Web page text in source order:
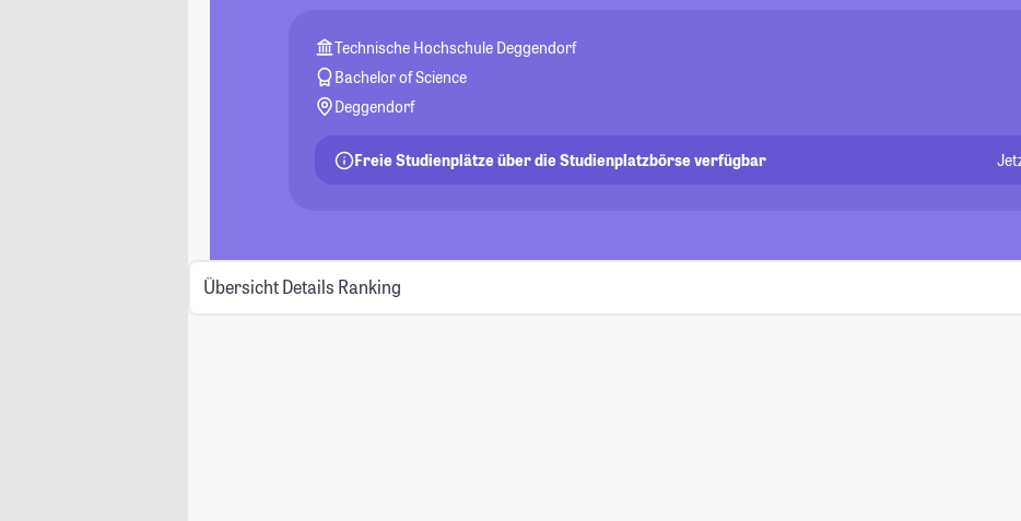
Technische Hochschule Deggendorf
Bachelor of Science
Deggendorf
Freie Studienplätze über die Studienplatzbörse verfügbar
Übersicht Details Ranking